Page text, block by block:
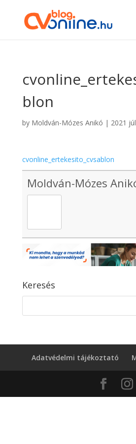
blon
by Moldván-Mózes Anikó | 2021
cvonline_ertekesito_cvsablon
Moldván-Mózes
Keresés
Adatvédelmi tájékoztató